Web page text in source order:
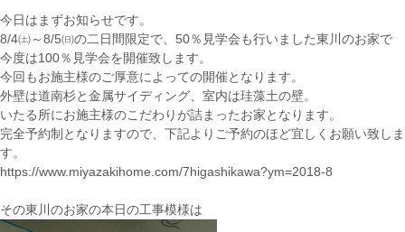
今日はまずお知らせです。
8/4㈯～8/5㈰の二日間限定で、50％見学会も行いました東川のお家で
今度は100％見学会を開催致します。
今回もお施主様のご厚意によっての開催となります。
外壁は道南杉と金属サイディング、室内は珪藻土の壁。
いたる所にお施主様のこだわりが詰まったお家となります。
完全予約制となりますので、下記よりご予約のほど宜しくお願い致しま
す。
https://www.miyazakihome.com/7higashikawa?ym=2018-8
その東川のお家の本日の工事模様は